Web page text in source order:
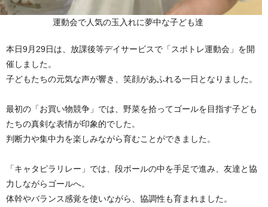
運動会で人気の玉入れに夢中な子ども達
本日9月29日は、放課後等デイサービスで「スポトレ運動会」を開
催しました。
子どもたちの元気な声が響き、笑顔があふれる一日となりました。
最初の「お買い物競争」では、野菜を拾ってゴールを目指す子ども
たちの真剣な表情が印象的でした。
判断力や集中力を楽しみながら育むことができました。
「キャタピラリレー」では、段ボールの中を手足で進み、友達と協
力しながらゴールへ。
体幹やバランス感覚を使いながら、協調性も育まれました。